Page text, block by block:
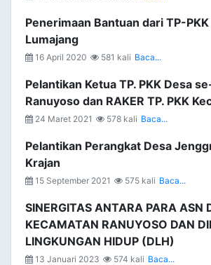
Penerimaan Bantuan dari TP-
Lumajang
16 April 2020 581 kali Baca...
Pelantikan Ketua TP. PKK Desa
Ranuyoso dan RAKER TP. PKK
24 Maret 2021 578 kali Baca...
Pelantikan Perangkat Desa
Krajan
15 September 2021 575 kali Baca...
SINERGITAS ANTARA PARA ASN
KECAMATAN RANUYOSO DAN
LINGKUNGAN HIDUP (DLH)
13 Januari 2023 574 kali Baca...